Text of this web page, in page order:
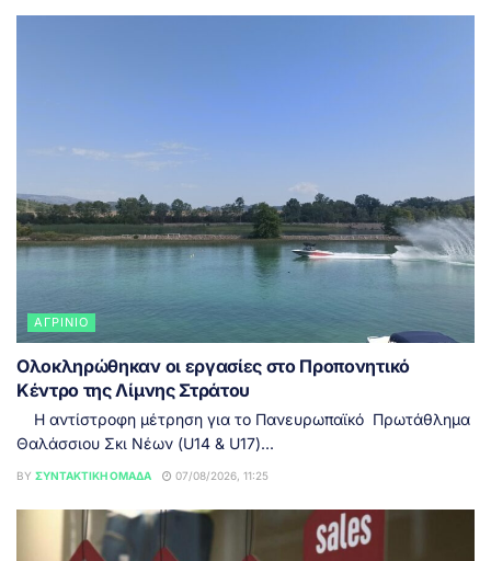
ΑΓΡΊΝΙΟ
Ολοκληρώθηκαν οι εργασίες στο Προπονητικό
Κέντρο της Λίμνης Στράτου
Η αντίστροφη μέτρηση για το Πανευρωπαϊκό Πρωτάθλημα
Θαλάσσιου Σκι Νέων (U14 & U17)...
BY ΣΥΝΤΑΚΤΙΚΉ ΟΜΆΔΑ 07/08/2026, 11:25